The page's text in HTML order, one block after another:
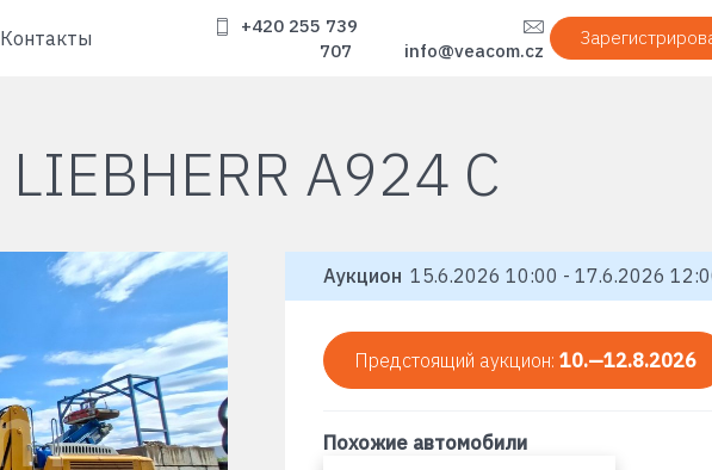
Контакты
+420 255 739
707
info@veacom.cz
LIEBHERR A924 C
Аукцион 15.6.2026 10:00 - 17.6.2026
Предстоящий аукцион: 10.—12.8.2026
Похожие автомобили